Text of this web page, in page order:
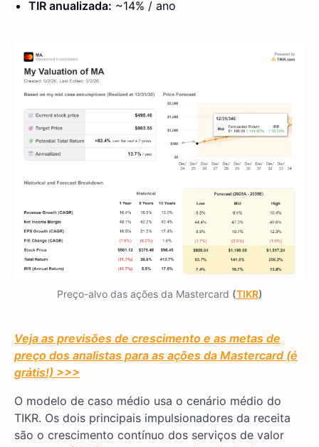
TIR anualizada: ~14% / ano
Preço-alvo das ações da Mastercard (TIKR)
Veja as previsões de crescimento e as metas de
preço dos analistas para as ações da Mastercard (é
grátis!) >>>
O modelo de caso médio usa o cenário médio do
TIKR. Os dois principais impulsionadores da receita
são o crescimento contínuo dos serviços de valor